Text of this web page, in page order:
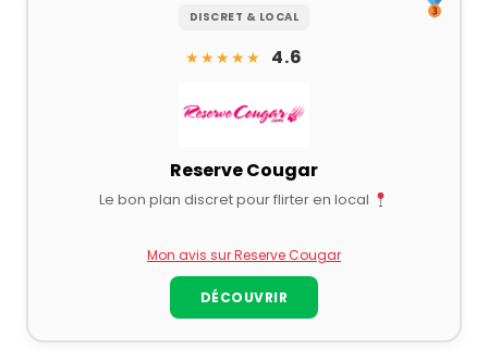
DISCRET & LOCAL
★★★★★ 4.6
Reserve Cougar
Le bon plan discret pour flirter en local
Mon avis sur Reserve Cougar
DÉCOUVRIR